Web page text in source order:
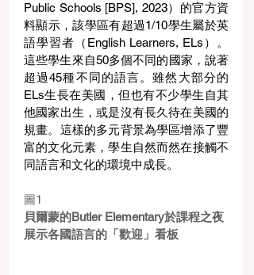
Public Schools [BPS], 2023）的官方資
料顯示，該學區有超過1/10學生屬於英
語學習者（English Learners, ELs）。
這些學生來自50多個不同的國家，說著
超過45種不同的語言。雖然大部分的
ELs生長在美國，但也有不少學生自其
他國家出生，或是沒有長久待在美國的
規畫。這樣的多元背景為學區增添了豐
富的文化元素，學生自然而然在接觸不
同語言和文化的環境中成長。
圖1
貝爾蒙的Butler Elementary於課程之夜
展示各國語言的「歡迎」看板